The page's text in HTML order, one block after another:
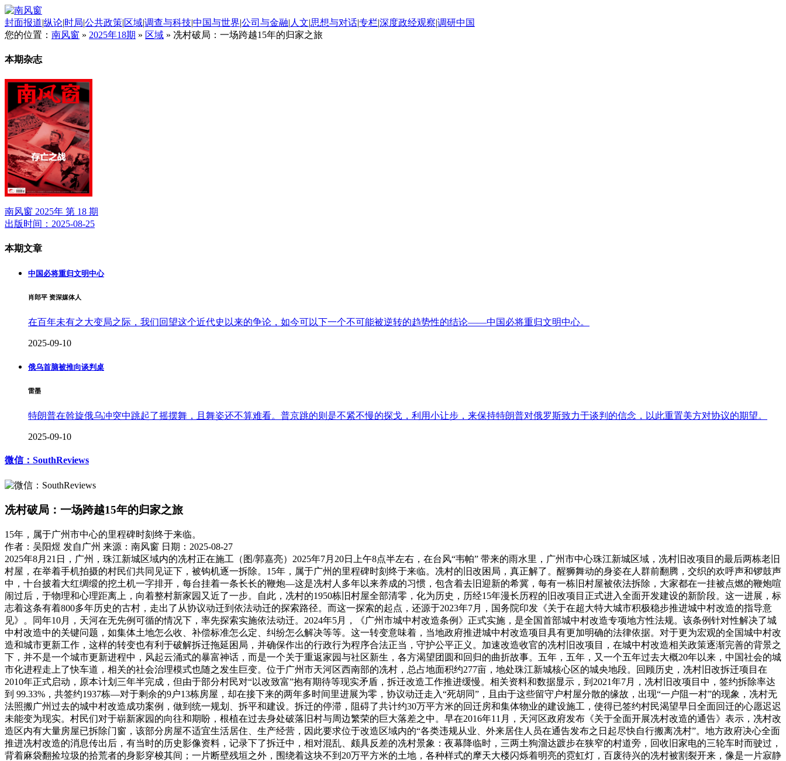
封面报道|纵论|时局|公共政策|区域|调查与科技|中国与世界|公司与金融| 人文|思想与对话|专栏|深度政经观察|调研中国
您的位置： 南风窗 » 2025年18期 » 区域 » 冼村破局：一场跨越15年的归家之旅
本期杂志
南风窗 2025年 第 18 期
出版时间：2025-08-25
本期文章
中国必将重归文明中心
肖郎平 资深媒体人
在百年未有之大变局之际，我们回望这个近代史以来的争论，如今可以下一个不可能被逆转的趋势性的结论——中国必将重归文明中心。
2025-09-10
俄乌首脑被推向谈判桌
雷墨
特朗普在斡旋俄乌冲突中跳起了摇摆舞，且舞姿还不算难看。普京跳的则是不紧不慢的探戈，利用小让步，来保持特朗普对俄罗斯致力于谈判的信念，以此重置美方对协议的期望。
2025-09-10
微信：SouthReviews
冼村破局：一场跨越15年的归家之旅
15年，属于广州市中心的里程碑时刻终于来临。
作者：吴阳煜 发自广州 来源：南风窗 日期：2025-08-27
2025年8月21日，广州，珠江新城区域内的冼村正在施工（图/郭嘉亮）2025年7月20日上午8点半左右，在台风“韦帕” 带来的雨水里，广州市中心珠江新城区域，冼村旧改项目的最后两栋老旧
村屋，在举着手机拍摄的村民们共同见证下，被钩机逐一拆除。15年，属于广州的里程碑时刻终于来临。冼村的旧改困局，真正解了。醒狮舞动的身姿在人群前翻腾，交织的欢呼声和锣鼓声
中，十台披着大红绸缎的挖土机一字排开，每台挂着一条长长的鞭炮—这是冼村人多年以来养成的习惯，包含着去旧迎新的希冀，每有一栋旧村屋被依法拆除，大家都在一挂被点燃的鞭炮喧
闹过后，于物理和心理距离上，向着整村新家园又近了一步。自此，冼村的1950栋旧村屋全部清零，化为历史，历经15年漫长历程的旧改项目正式进入全面开发建设的新阶段。这一进展，标
志着这条有着800多年历史的古村，走出了从协议动迁到依法动迁的探索路径。而这一探索的起点，还源于2023年7月，国务院印发《关于在超大特大城市积极稳步推进城中村改造的指导意
见》。同年10月，天河在无先例可循的情况下，率先探索实施依法动迁。2024年5月，《广州市城中村改造条例》正式实施，是全国首部城中村改造专项地方性法规。该条例针对性解决了城
中村改造中的关键问题，如集体土地怎么收、补偿标准怎么定、纠纷怎么解决等等。这一转变意味着，当地政府推进城中村改造项目具有更加明确的法律依据。对于更为宏观的全国城中村改
造和城市更新工作，这样的转变也有利于破解拆迁拖延困局，并确保作出的行政行为程序合法正当，守护公平正义。加速改造收官的冼村旧改项目，在城中村改造相关政策逐渐完善的背景之
下，并不是一个城市更新进程中，风起云涌式的暴富神话，而是一个关于重返家园与社区新生，各方渴望团圆和回归的曲折故事。五年，五年，又一个五年过去大概20年以来，中国社会的城
市化进程走上了快车道，相关的社会治理模式也随之发生巨变。位于广州市天河区西南部的冼村，总占地面积约277亩，地处珠江新城核心区的城央地段。回顾历史，冼村旧改拆迁项目在
2010年正式启动，原本计划三年半完成，但由于部分村民对“以改致富”抱有期待等现实矛盾，拆迁改造工作推进缓慢。相关资料和数据显示，到2021年7月，冼村旧改项目中，签约拆除率达
到 99.33%，共签约1937栋—对于剩余的9户13栋房屋，却在接下来的两年多时间里进展为零，协议动迁走入“死胡同”，且由于这些留守户村屋分散的缘故，出现“一户阻一村”的现象，冼村无
法照搬广州过去的城中村改造成功案例，做到统一规划、拆平和建设。拆迁的停滞，阻碍了共计约30万平方米的回迁房和集体物业的建设施工，使得已签约村民渴望早日全面回迁的心愿迟迟
未能变为现实。村民们对于崭新家园的向往和期盼，根植在过去身处破落旧村与周边繁荣的巨大落差之中。早在2016年11月，天河区政府发布《关于全面开展冼村改造的通告》表示，冼村改
造区内有大量房屋已拆除门窗，该部分房屋不适宜生活居住、生产经营，因此要求位于改造区域内的“各类违规从业、外来居住人员在通告发布之日起尽快自行搬离冼村”。地方政府决心全面
推进冼村改造的消息传出后，有当时的历史影像资料，记录下了拆迁中，相对混乱、颇具反差的冼村景象：夜幕降临时，三两土狗溜达踱步在狭窄的村道旁，回收旧家电的三轮车时而驶过，
背着麻袋翻捡垃圾的拾荒者的身影穿梭其间；一片断壁残垣之外，围绕着这块不到20万平方米的土地，各种样式的摩天大楼闪烁着明亮的霓虹灯，百废待兴的冼村被割裂开来，像是一片寂静